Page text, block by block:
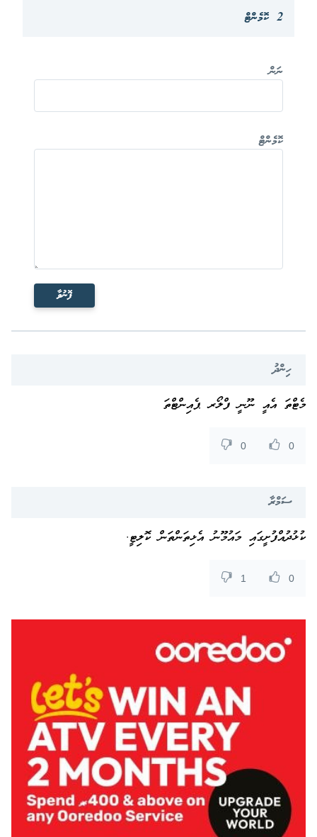
2 ކޮމެންޓް
ނަން
ކޮމެންޓް
ފޮނުވާ
ހިންދު
މެޓްތަ އެއީ ނޫނީ ފްލޯރ ޕެއިންޓްތަ
0
0
ސަމްރާ
ކުޅުދުއްފުށީގައި މައުމޫނު އެޅިތަންތަން ކޮލިޓީ.
0
1